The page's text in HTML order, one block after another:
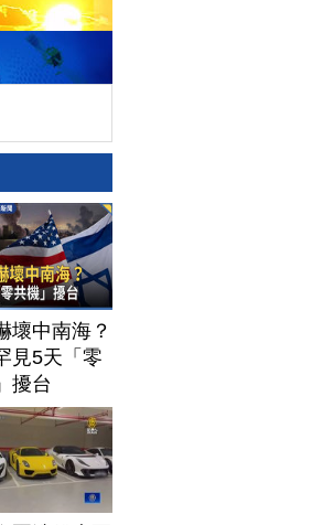
壞中南海？
見5天「零
擾台